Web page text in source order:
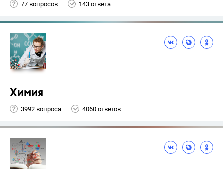
77 вопросов 143 ответа
Химия
3992 вопроса 4060 ответов